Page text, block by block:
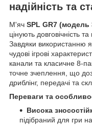
надійність та
М'яч SPL GR7 (модель
цінують довговічність
Завдяки використанню
чудові ігрові
канали та класичне 8-
точне зчеплення, що
дриблінг, передачі та
Переваги та
Висока
підібраний для гри